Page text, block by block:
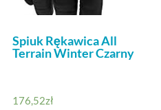
Spiuk Rękawica All
Terrain Winter Czarny
176,52zł